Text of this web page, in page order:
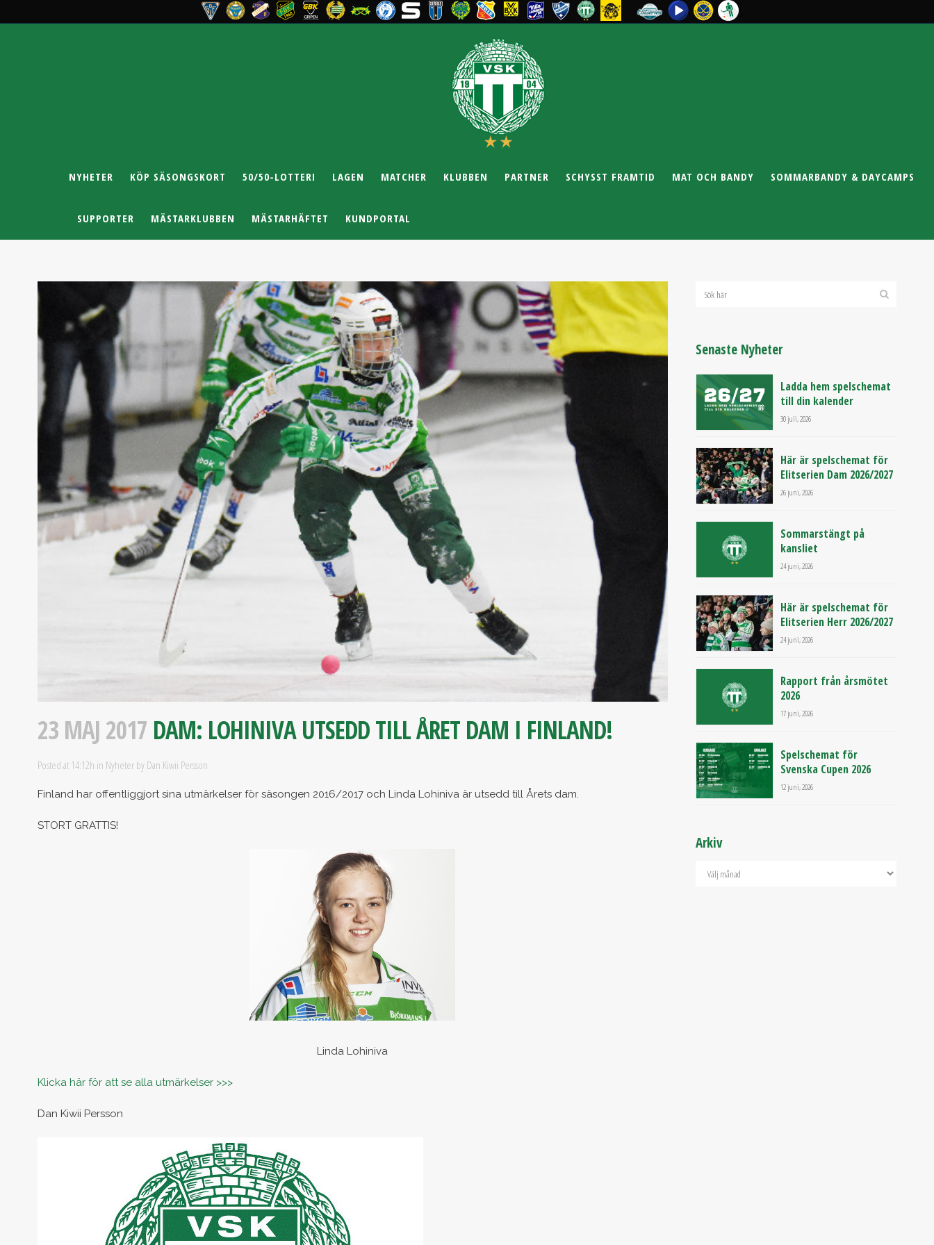
NYHETER KÖP SÄSONGSKORT 50/50-LOTTERI LAGEN MATCHER KLUBBEN PARTNER SCHYSST FRAMTID MAT OCH BANDY SOMMARBANDY & DAYCAMPS
SUPPORTER MÄSTARKLUBBEN MÄSTARHÄFTET KUNDPORTAL
23 MAJ 2017 DAM: LOHINIVA UTSEDD TILL ÅRET DAM I FINLAND!
Posted at 14:12h in Nyheter by Dan Kiwii Persson
Finland har offentliggjort sina utmärkelser för säsongen 2016/2017 och Linda Lohiniva är utsedd till Årets dam.
STORT GRATTIS!
Linda Lohiniva
Klicka här för att se alla utmärkelser >>>
Dan Kiwii Persson
Senaste Nyheter
Ladda hem spelschemat
till din kalender
30 juli, 2026
Här är spelschemat för
Elitserien Dam 2026/2027
26 juni, 2026
Sommarstängt på
kansliet
24 juni, 2026
Här är spelschemat för
Elitserien Herr 2026/2027
24 juni, 2026
Rapport från årsmötet
2026
17 juni, 2026
Spelschemat för
Svenska Cupen 2026
12 juni, 2026
Arkiv